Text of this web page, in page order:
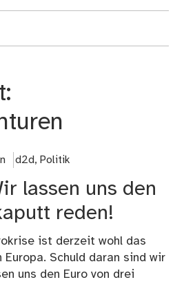
d2d, Politik
lassen uns den
reden!
ist derzeit wohl das
Schuld daran sind wir
uns den Euro von drei